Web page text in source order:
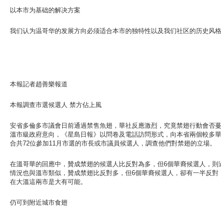
以本市为基础的解决方案
我们认为温哥华的发展方向必须适合本市的独特性以及我们社区的历史风
本報記者趙善樂報道
本報調查市選候選人 禁方佔上風
安省多倫多市議會日前通過禁售魚翅，華社反應激烈，究竟禁翅行動會否
溫市級政府意向，《星島日報》以問卷及電話訪問形式，向本省兩個較多
合共72位參加11月市選的市長或市議員候選人，調查他們對禁翅的立場。
在溫哥華的回應中，贊成禁翅的候選人比反對為多，但6個華裔候選人，
情況也與溫市類似，贊成禁翅比反對多，但6個華裔候選人，卻有一半反
在大溫這兩市是大有可能。
仍可到附近城市食翅